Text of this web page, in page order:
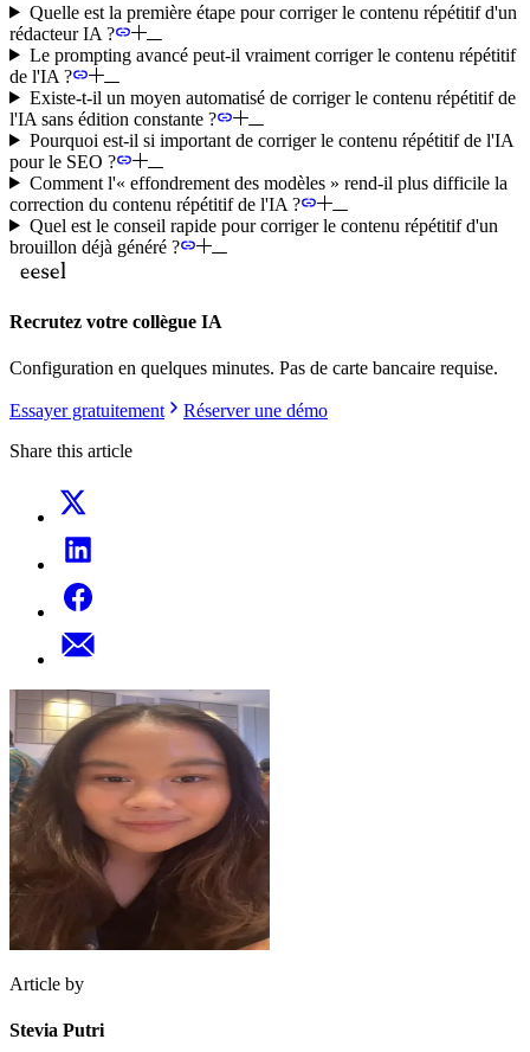
Quelle est la première étape pour corriger le contenu répétitif d'un
rédacteur IA ?
Le prompting avancé peut-il vraiment corriger le contenu répétitif
de l'IA ?
Existe-t-il un moyen automatisé de corriger le contenu répétitif de
l'IA sans édition constante ?
Pourquoi est-il si important de corriger le contenu répétitif de l'IA
pour le SEO ?
Comment l'« effondrement des modèles » rend-il plus difficile la
correction du contenu répétitif de l'IA ?
Quel est le conseil rapide pour corriger le contenu répétitif d'un
brouillon déjà généré ?
Recrutez votre collègue IA
Configuration en quelques minutes. Pas de carte bancaire requise.
Essayer gratuitement
Réserver une démo
Share this article
Article by
Stevia Putri